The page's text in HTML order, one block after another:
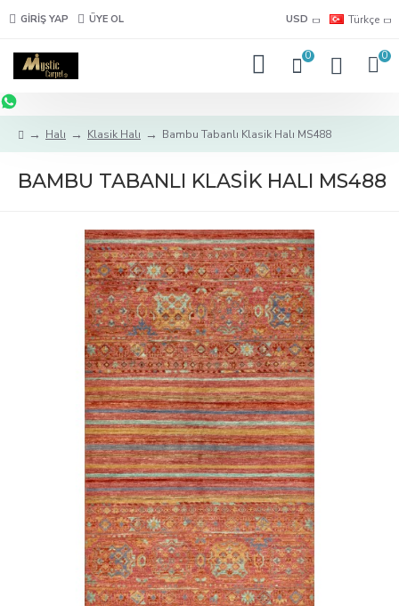
GIRIŞ YAP ÜYE OL USD Türkçe
0 0
Halı Klasik Halı Bambu Tabanlı Klasik Halı MS488
BAMBU TABANLI KLASIK HALI MS488